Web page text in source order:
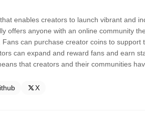
enables creators to launch vibrant and
offers anyone with an online community
can purchase creator coins to
can expand and reward fans and earn
that creators and their communities
X